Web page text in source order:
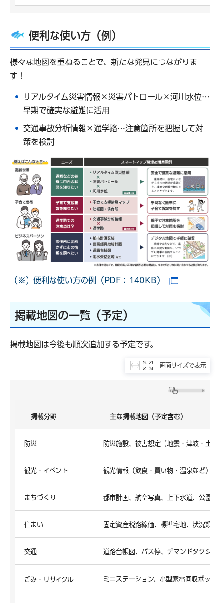
便利な使い方（例）
様々な地図を重ねることで、新たな発見につながりま
す！
リアルタイム災害情報×災害パトロール×河川水位…
早期で確実な避難に活用
交通事故分析情報×通学路…注意箇所を把握して対
策を検討
（※）便利な使い方の例（PDF：140KB）
掲載地図の一覧（予定）
掲載地図は今後も順次追加する予定です。
画面サイズで表示
掲載分野 主な掲載地図（予定含む）
防災 防災施設、被害想定（地震・津波・土
観光・イベント 観光情報（飲食・買い物・温泉など）、
まちづくり 都市計画、航空写真、上下水道、公園、
住まい 固定資産税路線価、標準宅地、状況類似
交通 道路台帳図、バス停、デマンドタクシー
ごみ・リサイクル ミニステーション、小型家電回収ボック